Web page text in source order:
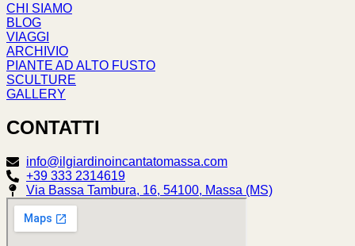
CHI SIAMO
BLOG
VIAGGI
ARCHIVIO
PIANTE AD ALTO FUSTO
SCULTURE
GALLERY
CONTATTI
info@ilgiardinoincantatomassa.com
+39 333 2314619
Via Bassa Tambura, 16, 54100, Massa (MS)